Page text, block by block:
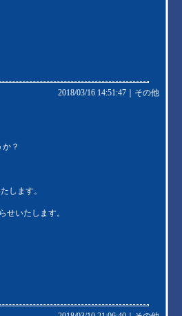
2018/03/16 14:51:47｜ その他
？
します。
せいたします。